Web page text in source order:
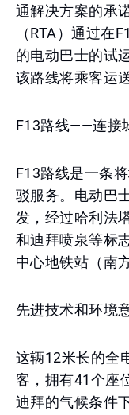
通解决方案的承
（RTA）通过在
的电动巴士的试
该路线将乘客运
F13路线——连接
F13路线是一条
驳服务。电动巴
发，经过哈利法
和迪拜喷泉等标
中心地铁站（南
先进技术和环境
这辆12米长的全
客，拥有41个座
迪拜的气候条件